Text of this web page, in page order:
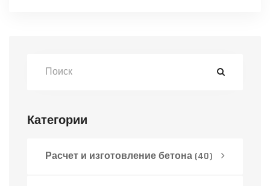
условиях.
Категории
Расчет и изготовление бетона (40)